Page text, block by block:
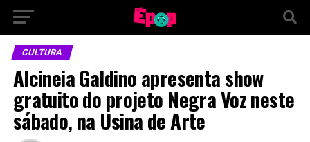
CULTURA
Alcineia Galdino apresenta show
gratuito do projeto Negra Voz neste
sábado, na Usina de Arte